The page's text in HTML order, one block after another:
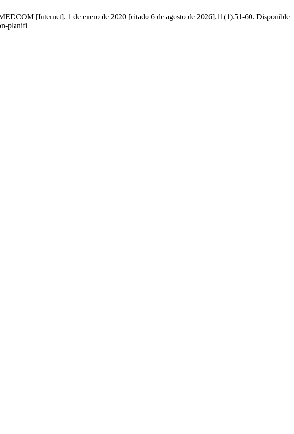
[Internet]. 1 de enero de 2020 [citado 6 de agosto de 2026];11(1):51-60. Disponible
planifi